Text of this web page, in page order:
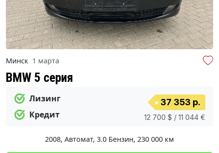
Минск 1 марта
BMW 5 серия
Лизинг
Кредит
37 353 р.
12 700 $ / 11 044 €
2008, Автомат, 3.0 Бензин, 230 000 км